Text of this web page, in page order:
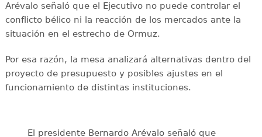
Arévalo señaló que el Ejecutivo no puede controlar el
conflicto bélico ni la reacción de los mercados ante la
situación en el estrecho de Ormuz.
Por esa razón, la mesa analizará alternativas dentro del
proyecto de presupuesto y posibles ajustes en el
funcionamiento de distintas instituciones.
El presidente Bernardo Arévalo señaló que